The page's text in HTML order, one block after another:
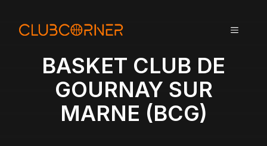
MENU
BASKET CLUB DE
GOURNAY SUR
MARNE (BCG)